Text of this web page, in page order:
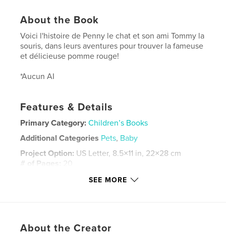
About the Book
Voici l'histoire de Penny le chat et son ami Tommy la
souris, dans leurs aventures pour trouver la fameuse
et délicieuse pomme rouge!
*Aucun AI
Features & Details
Primary Category: Children’s Books
Additional Categories Pets, Baby
Project Option: US Letter, 8.5×11 in, 22×28 cm
# of Pages:
20
Dec 28, 2025
mouse , cat
SEE MORE
About the Creator